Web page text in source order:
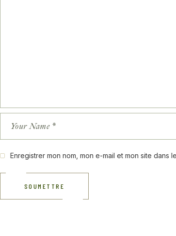
Enregistrer mon nom, mon e-mail et mon site dans
SOUMETTRE